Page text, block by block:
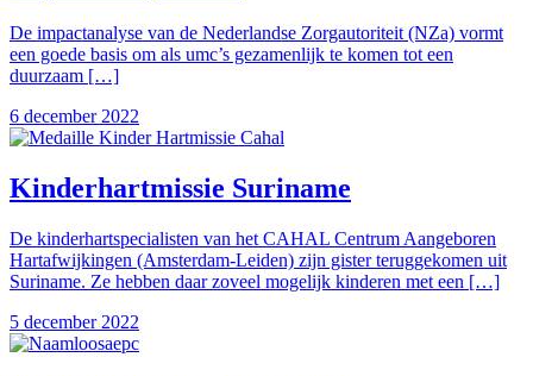
De impactanalyse van de Nederlandse Zorgautoriteit (NZa) vormt
een goede basis om als umc’s gezamenlijk te komen tot een
duurzaam […]
6 december 2022
Kinderhartmissie Suriname
De kinderhartspecialisten van het CAHAL Centrum Aangeboren
Hartafwijkingen (Amsterdam-Leiden) zijn gister teruggekomen uit
Suriname. Ze hebben daar zoveel mogelijk kinderen met een […]
5 december 2022